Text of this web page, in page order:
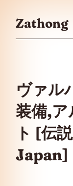
Zathong
ヴァル
装備,ア
ト [伝
Japan]